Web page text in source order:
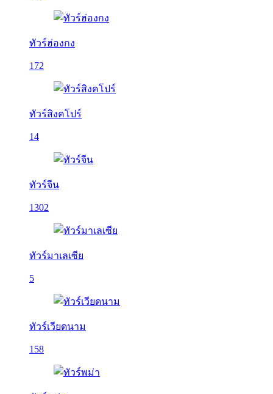
ทัวร์ฮ่องกง
172
ทัวร์สิงคโปร์
14
ทัวร์จีน
1302
ทัวร์มาเลเซีย
5
ทัวร์เวียดนาม
158